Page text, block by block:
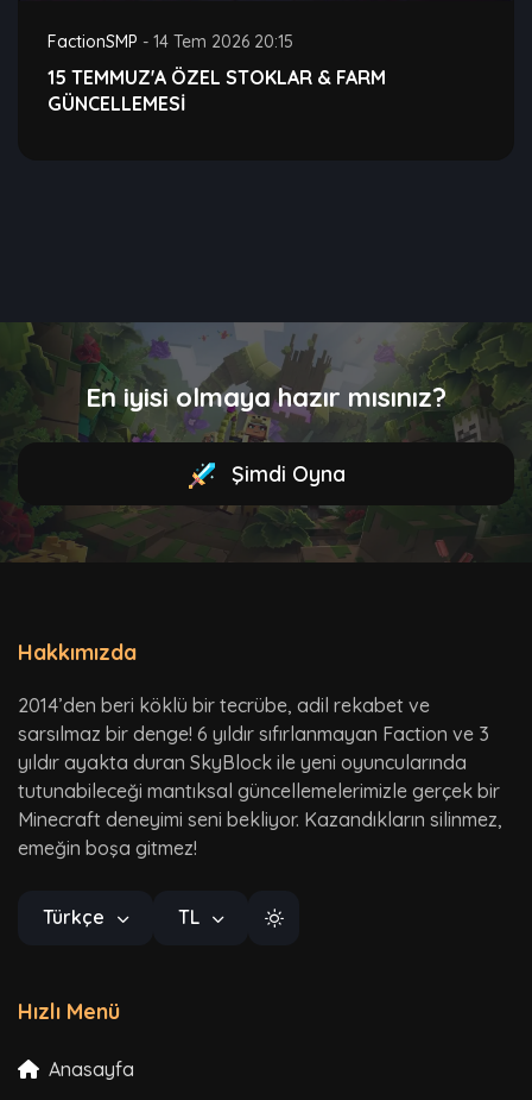
FactionSMP - 14 Tem 2026 20:15
15 TEMMUZ'A ÖZEL STOKLAR & FARM
GÜNCELLEMESİ
En iyisi olmaya hazır mısınız?
Şimdi Oyna
Hakkımızda
2014’den beri köklü bir tecrübe, adil rekabet ve
sarsılmaz bir denge! 6 yıldır sıfırlanmayan Faction ve 3
yıldır ayakta duran SkyBlock ile yeni oyuncularında
tutunabileceği mantıksal güncellemelerimizle gerçek bir
Minecraft deneyimi seni bekliyor. Kazandıkların silinmez,
emeğin boşa gitmez!
Türkçe TL
Hızlı Menü
Anasayfa